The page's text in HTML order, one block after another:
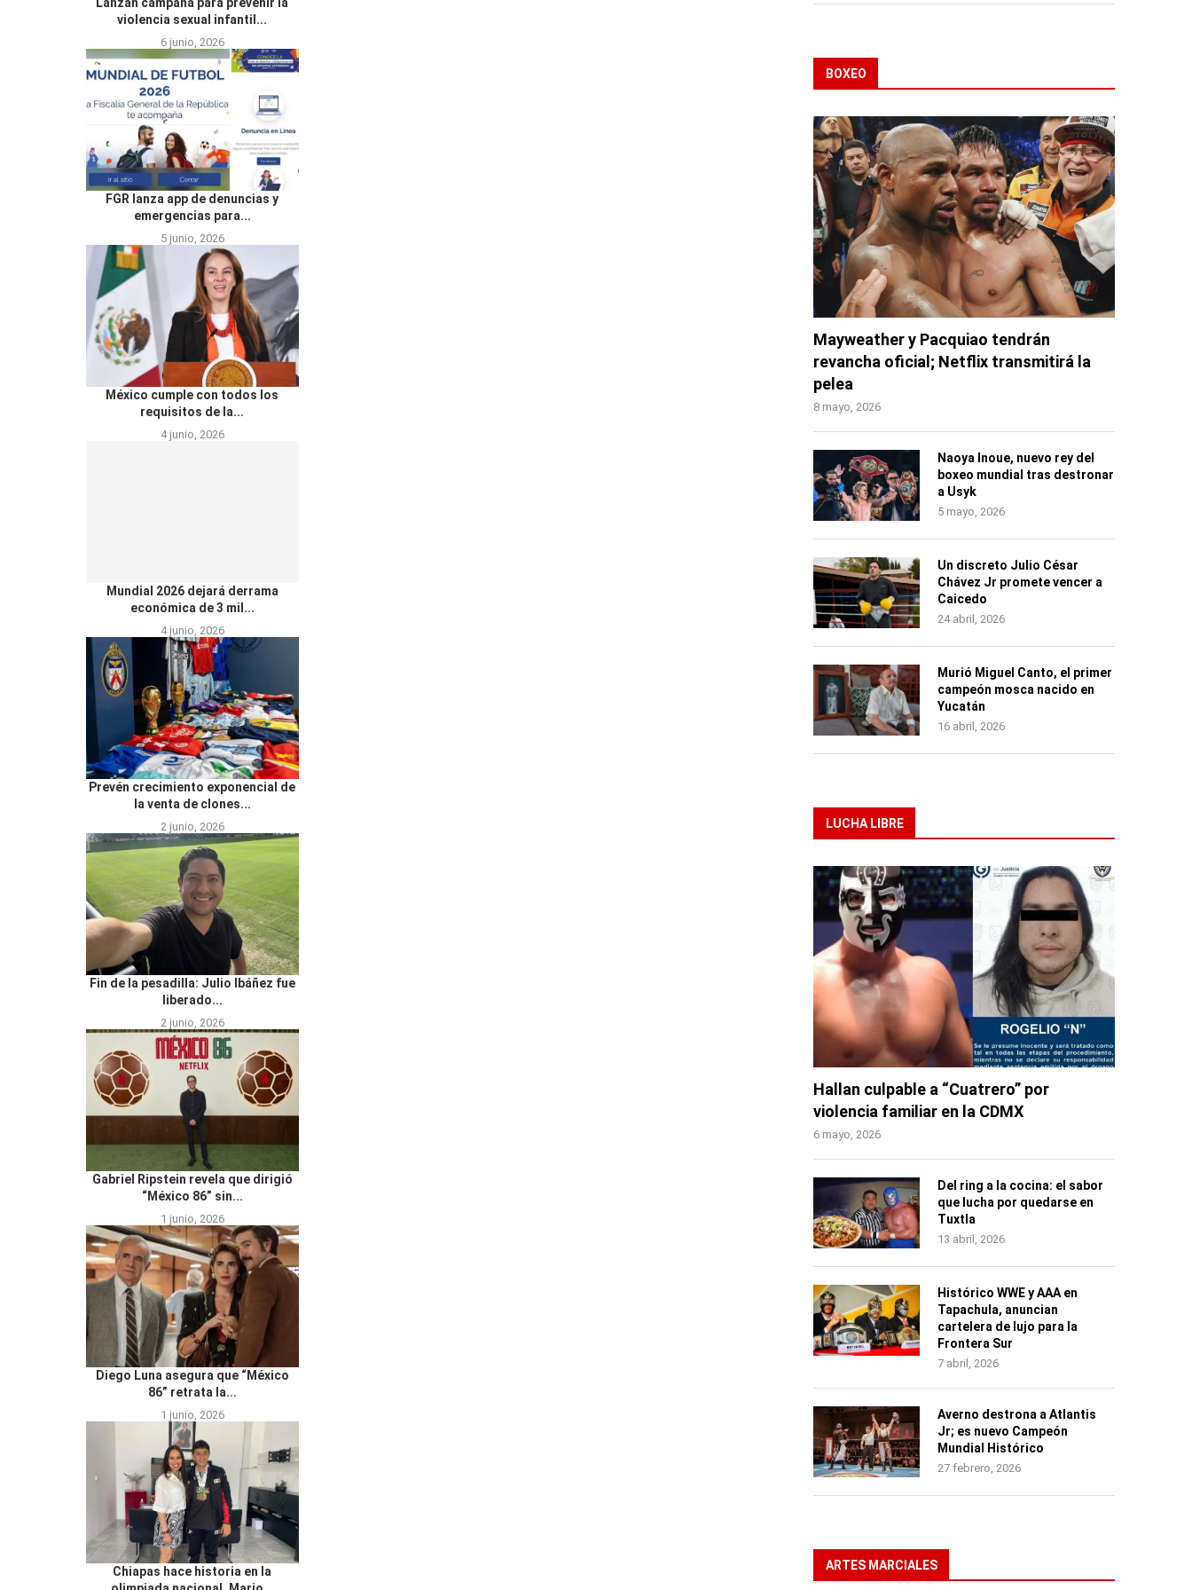
violencia sexual infantil...
6 junio, 2026
FGR lanza app de denuncias y
emergencias para...
5 junio, 2026
México cumple con todos los
requisitos de la...
4 junio, 2026
Mundial 2026 dejará derrama
económica de 3 mil...
4 junio, 2026
Prevén crecimiento exponencial de
la venta de clones...
2 junio, 2026
Fin de la pesadilla: Julio Ibáñez fue
liberado...
2 junio, 2026
Gabriel Ripstein revela que dirigió
“México 86” sin...
1 junio, 2026
Diego Luna asegura que “México
86” retrata la...
1 junio, 2026
Chiapas hace historia en la
BOXEO
Mayweather y Pacquiao tendrán
revancha oficial; Netflix transmitirá la
pelea
8 mayo, 2026
Naoya Inoue, nuevo rey del
boxeo mundial tras destronar
a Usyk
5 mayo, 2026
Un discreto Julio César
Chávez Jr promete vencer a
Caicedo
24 abril, 2026
Murió Miguel Canto, el primer
campeón mosca nacido en
Yucatán
16 abril, 2026
LUCHA LIBRE
Hallan culpable a “Cuatrero” por
violencia familiar en la CDMX
6 mayo, 2026
Del ring a la cocina: el sabor
que lucha por quedarse en
Tuxtla
13 abril, 2026
Histórico WWE y AAA en
Tapachula, anuncian
cartelera de lujo para la
Frontera Sur
7 abril, 2026
Averno destrona a Atlantis
Jr; es nuevo Campeón
Mundial Histórico
27 febrero, 2026
ARTES MARCIALES